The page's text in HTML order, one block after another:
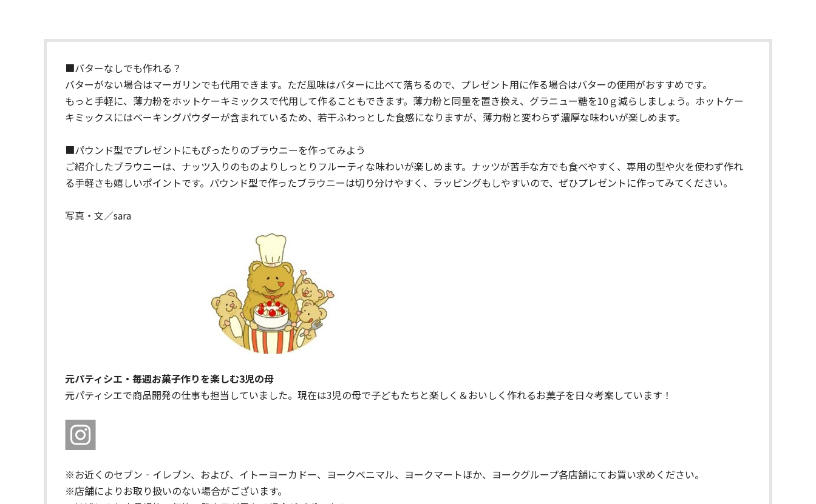
■バターなしでも作れる？
バターがない場合はマーガリンでも代用できます。ただ風味はバターに比べて落ちるので、プレゼント用に作る場合はバターの使用がおすすめです。
もっと手軽に、薄力粉をホットケーキミックスで代用して作ることもできます。薄力粉と同量を置き換え、グラニュー糖を10ｇ減らしましょう。ホットケー
キミックスにはベーキングパウダーが含まれているため、若干ふわっとした食感になりますが、薄力粉と変わらず濃厚な味わいが楽しめます。
■パウンド型でプレゼントにもぴったりのブラウニーを作ってみよう
ご紹介したブラウニーは、ナッツ入りのものよりしっとりフルーティな味わいが楽しめます。ナッツが苦手な方でも食べやすく、専用の型や火を使わず作れ
る手軽さも嬉しいポイントです。パウンド型で作ったブラウニーは切り分けやすく、ラッピングもしやすいので、ぜひプレゼントに作ってみてください。
写真・文／sara
元パティシエ・毎週お菓子作りを楽しむ3児の母
元パティシエで商品開発の仕事も担当していました。現在は3児の母で子どもたちと楽しく＆おいしく作れるお菓子を日々考案しています！
※お近くのセブン‐イレブン、および、イトーヨーカドー、ヨークベニマル、ヨークマートほか、ヨークグループ各店舗にてお買い求めください。
※店舗によりお取り扱いのない場合がございます。